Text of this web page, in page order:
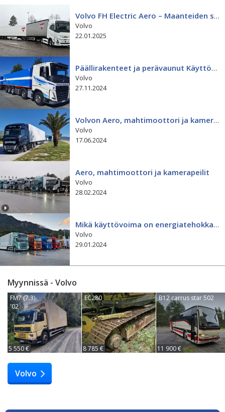
Volvo FH Electric Aero – Maanteiden sähköjuna
Volvo
22.01.2025
Päällirakenteet ja perävaunut Käyttöautolta
Volvo
27.11.2024
Volvon Aero, mahtimoottori ja kamerapeilit tositoimissa
Volvo
17.06.2024
Aero, mahtimoottori ja kamerapeilit
Volvo
28.02.2024
Mikä käyttövoima on energiatehokkain?
Volvo
29.01.2024
Myynnissä - Volvo
FM7 (7.3)
'02
5 550 €
EC280
8 785 €
B12 carrus star 502
11 900 €
Volvo